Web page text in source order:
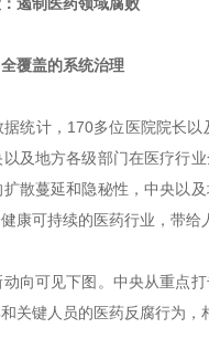
覆盖的系统治理
统计，170多位医院院长
及地方各级部门在医疗行
散蔓延和隐秘性，中央以
康可持续的医药行业，带给
向可见下图。中央从重点
关键人员的医药反腐行为，